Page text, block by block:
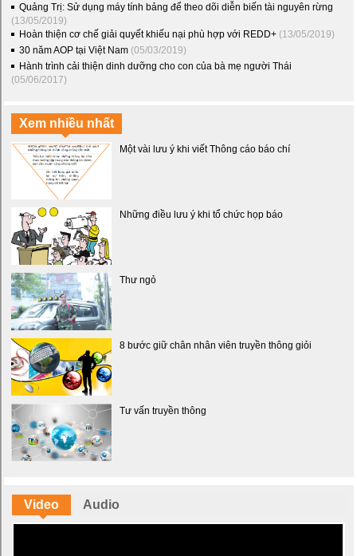
Quảng Trị: Sử dụng máy tính bảng để theo dõi diễn biến tài nguyên rừng
(13/05/2019)
Hoàn thiện cơ chế giải quyết khiếu nại phù hợp với REDD+ (13/05/2019)
30 năm AOP tại Việt Nam (05/03/2019)
Hành trình cải thiện dinh dưỡng cho con của bà mẹ người Thái
(05/06/2017)
Xem nhiều nhất
Một vài lưu ý khi viết Thông cáo báo chí
Những điều lưu ý khi tổ chức họp báo
Thư ngỏ
8 bước giữ chân nhân viên truyền thông giỏi
Tư vấn truyền thông
Video Audio